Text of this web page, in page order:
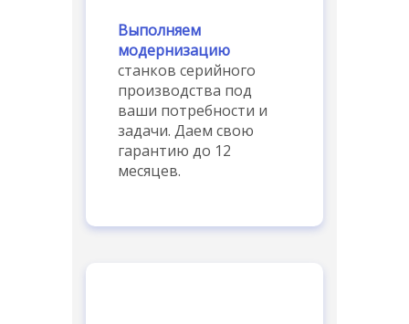
Выполняем
модернизацию
станков серийного
производства под
ваши потребности и
задачи. Даем свою
гарантию до 12
месяцев.